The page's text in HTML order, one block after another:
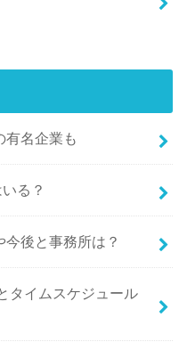
有名企業も
る？
後と事務所は？
タイムスケジュール